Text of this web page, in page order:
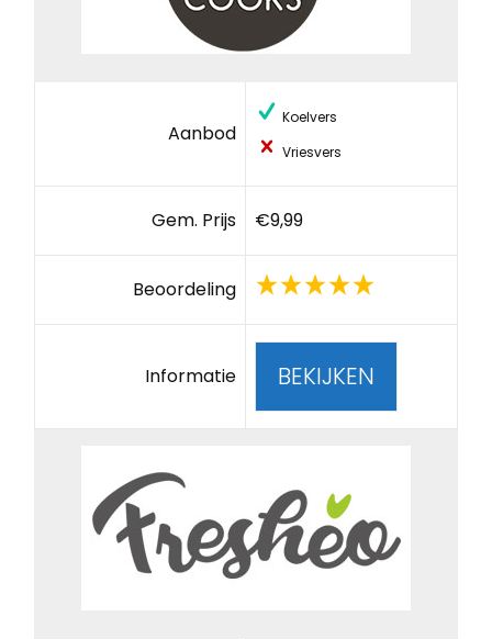
Aanbod
Koelvers
Vriesvers
Gem. Prijs €9,99
Beoordeling
Informatie BEKIJKEN